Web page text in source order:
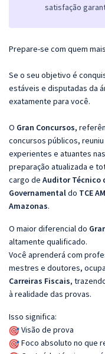
satisfação
Prepare-se com quem
Se o seu objetivo é
estáveis e disputadas da
exatamente para você.
O Gran Concursos,
concursos públicos,
experientes e atuantes nas
preparação atualizada e
cargo de Auditor Técnico
Governamentaldo TCE
Amazonas.
O maior diferencial do
altamente qualificado.
Você aprenderá com
mestres e doutores,
Carreiras Fiscais,
à realidade das provas.
Isso significa:
Visão de prova
Foco absoluto no que